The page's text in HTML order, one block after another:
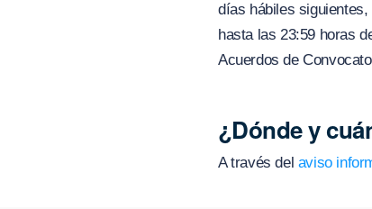
días hábiles
hasta las 23:59 horas
Acuerdos de
¿Dónde y
A través del aviso